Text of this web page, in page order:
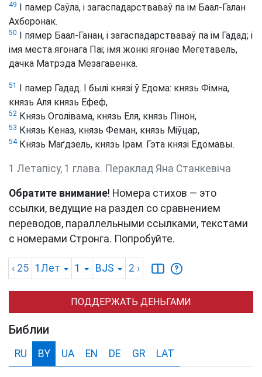
49
І памер Саўла, і загаспадарстваваў па ім Баал-Галан
Ахборонак.
50
І пямер Баал-Ганан, і загаспадарстваваў па ім Гадад; і
імя места ягонага Паі; імя жонкі ягонае Мегетавель,
дачка Матрэда Мезагавенка.
51 І памер Гадад. І былі князі ў Едома: князь Фімна,
князь Аля князь Ефеф,
52 Князь Оголівама, князь Еля, князь Пінон,
53 Князь Кеназ, князь Феман, князь Міўцар,
54Князь Маґдзель, князь Ірам. Гэта князі Едомавы.
1 Летапісу, 1 глава. Пераклад Яна Станкевіча
Обратите внимание! Номера стихов — это
ссылки, ведущие на раздел со сравнением
переводов, параллельными ссылками, текстами
с номерами Стронга. Попробуйте.
‹ 25 1Лет 1 BJS 2 ›
ПОДДЕРЖАТЬ ДЕНЬГАМИ
Библии
RU BY UA EN DE GR LAT